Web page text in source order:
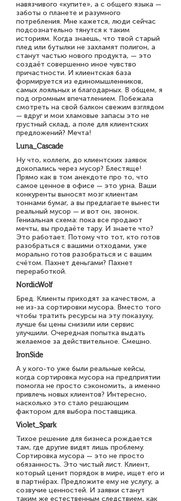
навязчивого «купите», а с общего языка —
заботы о планете и разумного
потребления. Мне кажется, люди сейчас
подсознательно тянутся к таким
историям. Когда знаешь, что твой старый
плед или бутылки не захламят полигон, а
станут частью нового продукта, — это
создаёт совершенно иное чувство
причастности. И клиентская база
формируется из единомышленников,
самых лояльных и благодарных. В общем, я
под огромным впечатлением. Побежала
смотреть на свой балкон свежим взглядом
— вдруг и мои хламовые запасы это не
грустный склад, а поле для клиентских
предложений? Мечта!
Luna_Cascade
Ну что, коллеги, до клиентских заявок
докопались через мусор? Блестяще!
Прямо как в том анекдоте про то, что
самое ценное в офисе — это урна. Ваши
конкуренты выносят мозг клиентам
тоннами бумаг, а вы предлагаете вынести
реальный мусор — и вот он, звонок.
Гениальная схема: пока все продают
мечты, вы продаёте тару. И знаете что?
Это работает. Потому что тот, кто готов
разобраться с вашими отходами, уже
морально готов разобраться и с вашим
счётом. Пахнет деньгами? Пахнет
переработкой.
NordicWolf
Бред. Клиенты приходят за качеством, а
не из-за сортировки мусора. Вместо того
чтобы тратить ресурсы на эту показуху,
лучше бы цены снизили или сервис
улучшили. Очередная попытка выдать
желаемое за действительное. Смешно.
IronSide
А у кого-то уже были реальные кейсы,
когда сортировка мусора на предприятии
помогла не просто сэкономить, а именно
привлечь новых клиентов? Интересно,
насколько это стало решающим
фактором для выбора поставщика.
Violet_Spark
Тихое решение для бизнеса рождается
там, где другие видят лишь проблему.
Сортировка мусора — это не просто
обязанность. Это чистый лист. Клиент,
который ценит порядок в мире, ищет его и
в партнёрах. Предложите ему не услугу, а
созвучие ценностей. И заявки станут
таким же естественным следствием, как